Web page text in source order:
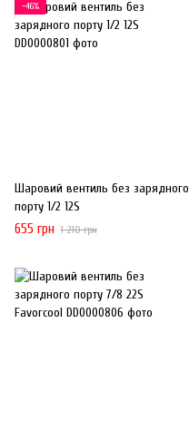
−46%
Шаровий вентиль без зарядного
порту 1/2 12S
655 грн 1 210 грн